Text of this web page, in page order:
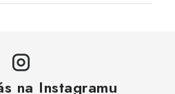
na Instagramu